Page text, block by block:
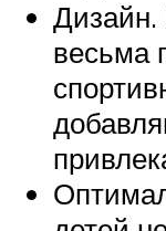
Дизайн.
весьма